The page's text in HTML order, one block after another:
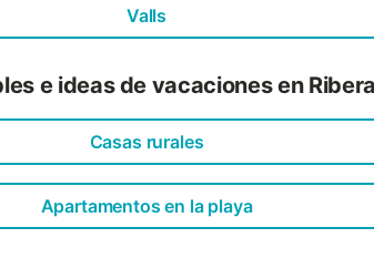
Valls
e ideas de vacaciones en
Casas rurales
Apartamentos en la playa